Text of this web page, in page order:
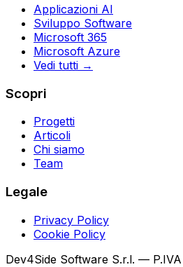
Applicazioni AI
Sviluppo Software
Microsoft 365
Microsoft Azure
Vedi tutti →
Scopri
Progetti
Articoli
Chi siamo
Team
Legale
Privacy Policy
Cookie Policy
Dev4Side Software S.r.l. — P.IVA